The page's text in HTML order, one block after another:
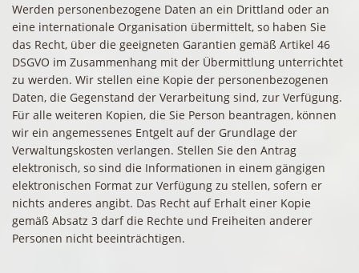
Werden personenbezogene Daten an ein Drittland oder an
eine internationale Organisation übermittelt, so haben Sie
das Recht, über die geeigneten Garantien gemäß Artikel 46
DSGVO im Zusammenhang mit der Übermittlung unterrichtet
zu werden. Wir stellen eine Kopie der personenbezogenen
Daten, die Gegenstand der Verarbeitung sind, zur Verfügung.
Für alle weiteren Kopien, die Sie Person beantragen, können
wir ein angemessenes Entgelt auf der Grundlage der
Verwaltungskosten verlangen. Stellen Sie den Antrag
elektronisch, so sind die Informationen in einem gängigen
elektronischen Format zur Verfügung zu stellen, sofern er
nichts anderes angibt. Das Recht auf Erhalt einer Kopie
gemäß Absatz 3 darf die Rechte und Freiheiten anderer
Personen nicht beeinträchtigen.